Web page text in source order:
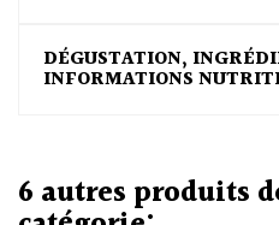
DÉGUSTATION,
INFORMATIONS
6 autres produits